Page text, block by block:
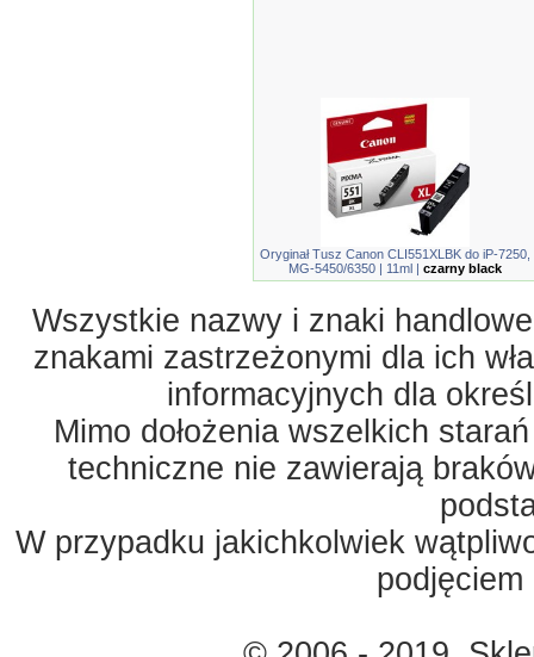
Oryginał Tusz Canon CLI551XLBK do iP-7250,
MG-5450/6350 | 11ml | czarny black
Wszystkie nazwy i znaki
znakami zastrzeżonymi dla ich
informacyjnych dla
Mimo dołożenia wszelkich
techniczne nie zawierają
W przypadku jakichkolwiek